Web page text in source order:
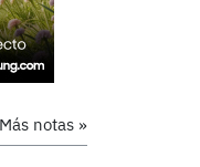
Más notas »